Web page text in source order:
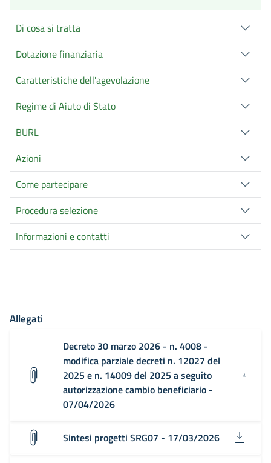
Di cosa si tratta
Dotazione finanziaria
Caratteristiche dell'agevolazione
Regime di Aiuto di Stato
BURL
Azioni
Come partecipare
Procedura selezione
Informazioni e contatti
Allegati
Decreto 30 marzo 2026 - n. 4008 -
modifica parziale decreti n. 12027 del
2025 e n. 14009 del 2025 a seguito
autorizzazione cambio beneficiario -
07/04/2026
Sintesi progetti SRG07 - 17/03/2026